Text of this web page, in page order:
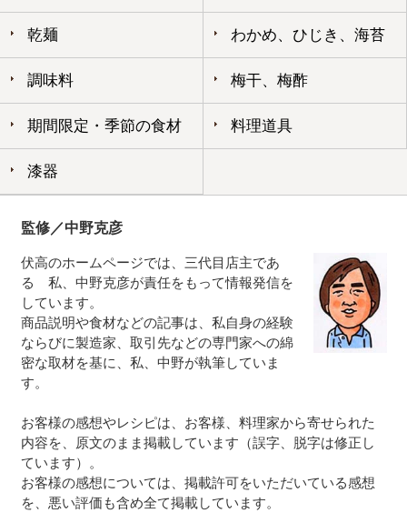
乾麺 わかめ、ひじき、海苔
調味料 梅干、梅酢
期間限定・季節の食材 料理道具
漆器
監修／中野克彦
伏高のホームページでは、三代目店主であ
る 私、中野克彦が責任をもって情報発信を
しています。
商品説明や食材などの記事は、私自身の経験
ならびに製造家、取引先などの専門家への綿
密な取材を基に、私、中野が執筆していま
す。
お客様の感想やレシピは、お客様、料理家から寄せられた
内容を、原文のまま掲載しています（誤字、脱字は修正し
ています）。
お客様の感想については、掲載許可をいただいている感想
を、悪い評価も含め全て掲載しています。